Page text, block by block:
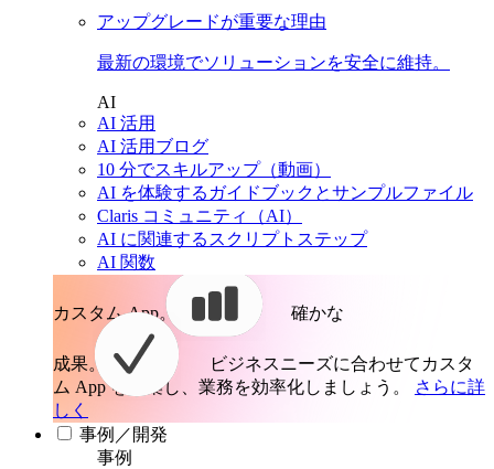
アップグレードが重要な理由
最新の環境でソリューションを安全に維持。
AI
AI 活用
AI 活用ブログ
10 分でスキルアップ（動画）
AI を体験するガイドブックとサンプルファイル
Claris コミュニティ（AI）
AI に関連するスクリプトステップ
AI 関数
カスタム App。 確かな
成果。
ビジネスニーズに合わせてカスタ
ム App を構築し、業務を効率化しましょう。
さらに詳
しく
事例／開発
事例